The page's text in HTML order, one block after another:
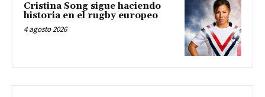
Cristina Song sigue haciendo
historia en el rugby europeo
4 agosto 2026